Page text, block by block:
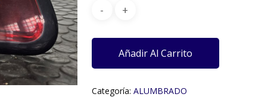
Añadir Al Carrito
Categoría: ALUMBRADO